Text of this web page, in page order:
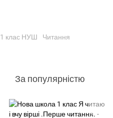
1 клас НУШ Читання
За популярністю